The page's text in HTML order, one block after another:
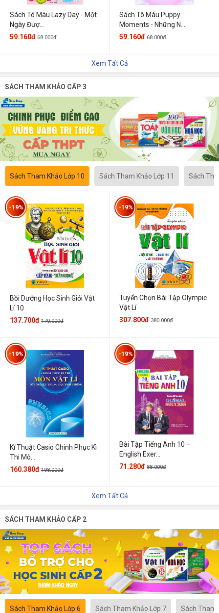
Sách Tô Màu Lazy Day - Một
Ngày Đượ...
59.160đ 68.000đ
Sách Tô Màu Puppy
Moments - Những N...
59.160đ 68.000đ
Xem Tất Cả
SÁCH THAM KHẢO CẤP 3
Sách Tham Khảo Lớp 10 Sách Tham Khảo Lớp 11 Sách
Bồi Dưỡng Học Sinh Giỏi Vật
Lí 10
-19%
137.700đ 170.000đ
Tuyển Chọn Bài Tập Olympic
Vật Lí
-19%
307.800đ 380.000đ
Kĩ Thuật Casio Chinh Phục Kì
Thi Mô...
-19%
160.380đ 198.000đ
Bài Tập Tiếng Anh 10 –
English Exer...
-19%
71.280đ 88.000đ
Xem Tất Cả
SÁCH THAM KHẢO CẤP 2
Sách Tham Khảo Lớp 6 Sách Tham Khảo Lớp 7 Sách Tham